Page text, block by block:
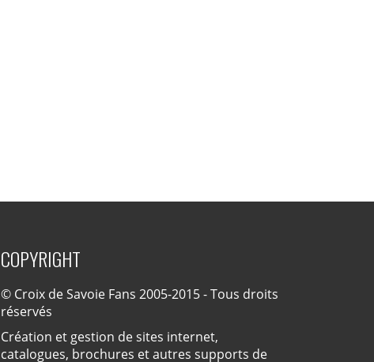
COPYRIGHT
© Croix de Savoie Fans 2005-2015 - Tous droits
réservés
Création et gestion de sites internet,
catalogues, brochures et autres supports de